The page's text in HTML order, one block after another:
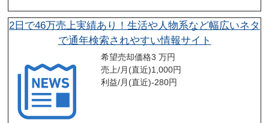
2日で46万売上実績あり！生活や人物系など幅広いネタ
で通年検索されやすい情報サイト
希望売却価格3 万円
売上/月(直近)1,000円
利益/月(直近)-280円